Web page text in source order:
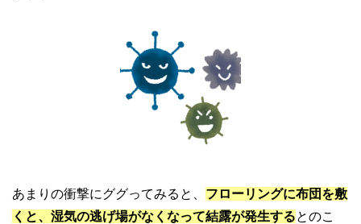
あまりの衝撃にググってみると、 フローリングに布団を敷
くと、湿気の逃げ場がなくなって結露が発生するとのこ